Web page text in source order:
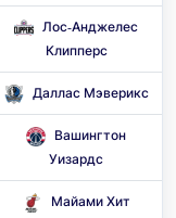
Лос-Анджелес
Клипперс
Даллас Мэверикс
Вашингтон
Уизардс
Майами Хит